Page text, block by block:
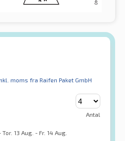
moms fra Raifen Paket GmbH
Antal
13 Aug. - Fr. 14 Aug.